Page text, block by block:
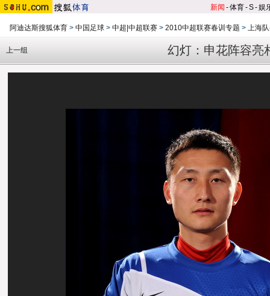
新闻 -体育-S-娱
阿迪达斯搜狐体育 > 中国足球 > 中超|中超联赛 > 2010中超联赛春训专题 > 上海
幻灯：申花阵容亮
上一组